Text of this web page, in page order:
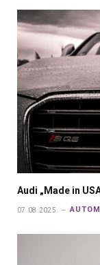
Audi „Made in
07.08.2025.